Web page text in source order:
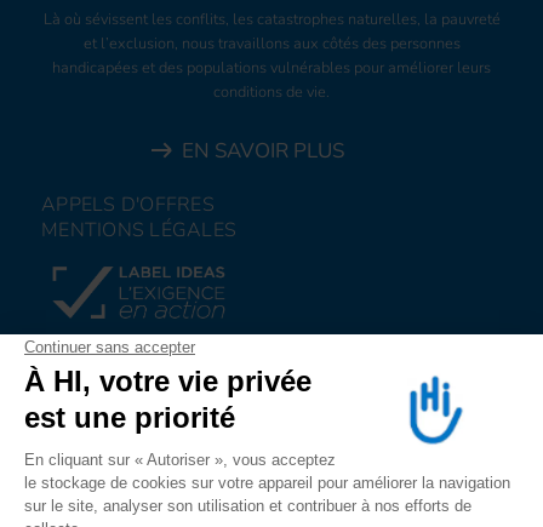
Là où sévissent les conflits, les catastrophes naturelles, la pauvreté
et l’exclusion, nous travaillons aux côtés des personnes
handicapées et des populations vulnérables pour améliorer leurs
conditions de vie.
EN SAVOIR PLUS
APPELS D'OFFRES
MENTIONS LÉGALES
FAIRE UN DON
NOUS REJOINDRE
NOUS ALERTER
SUIVEZ-NOUS SUR
LES RESEAUX SOCIAUX